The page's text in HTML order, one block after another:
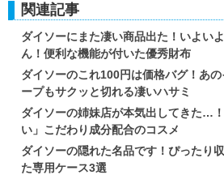
関連記事
ダイソーにまた凄い商品出た！いよい
ん！便利な機能が付いた優秀財布
ダイソーのこれ100円は価格バグ！あ
ープもサクッと切れる凄いハサミ
ダイソーの姉妹店が本気出してきた…
い」こだわり成分配合のコスメ
ダイソーの隠れた名品です！ぴったり
た専用ケース3選